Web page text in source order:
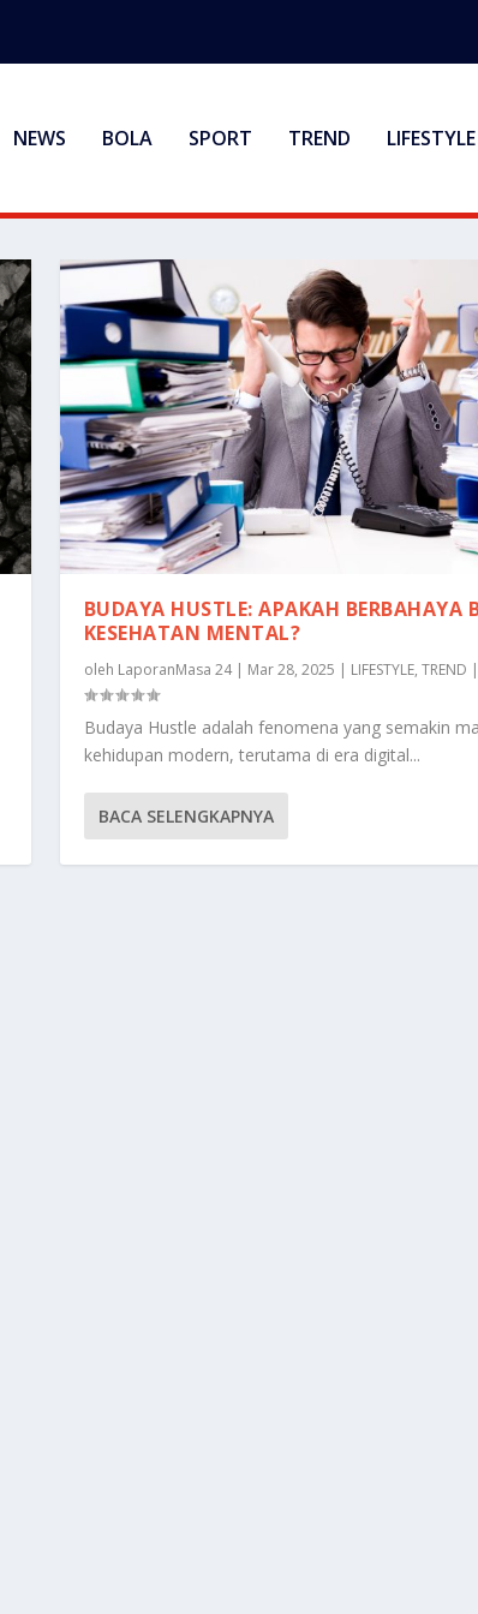
NEWS BOLA SPORT TREND LIFESTYLE
BUDAYA HUSTLE: APAKAH BERBAHAYA
KESEHATAN MENTAL?
oleh LaporanMasa 24| Mar 28, 2025 LIFESTYLE, TREND
Budaya Hustle adalah fenomena yang semakin
kehidupan modern, terutama di era digital...
BACA SELENGKAPNYA